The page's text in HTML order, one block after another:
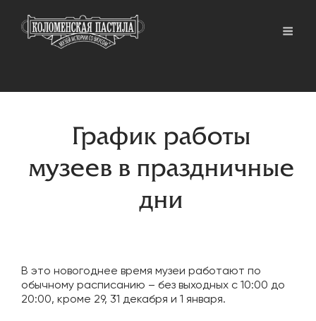
График работы
музеев в праздничные
дни
В это новогоднее время музеи работают по
обычному расписанию – без выходных с 10:00 до
20:00, кроме 29, 31 декабря и 1 января.